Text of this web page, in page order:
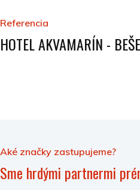
Referencia
HOTEL AKVAMARÍN -
Aké značky zastupujeme?
Sme hrdými partnermi